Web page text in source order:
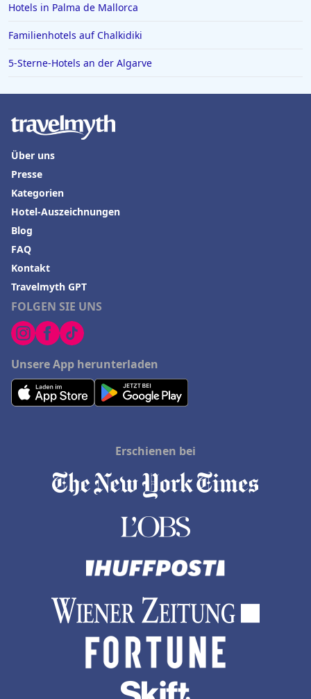
Hotels in Palma de Mallorca
Familienhotels auf Chalkidiki
5-Sterne-Hotels an der Algarve
FOLGEN SIE UNS
Unsere App herunterladen
Über uns
Presse
Kategorien
Hotel-Auszeichnungen
Blog
FAQ
Kontakt
Travelmyth GPT
Erschienen bei